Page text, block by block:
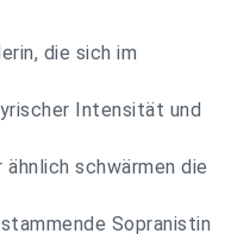
die sich im
Intensität und
schwärmen die
Sopranistin